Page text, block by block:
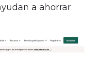
a ahorrar